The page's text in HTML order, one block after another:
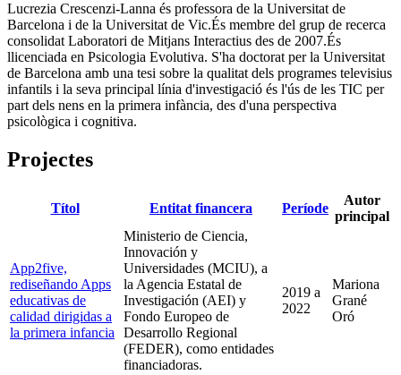
Lucrezia Crescenzi-Lanna és professora de la Universitat de
Barcelona i de la Universitat de Vic.És membre del grup de recerca
consolidat Laboratori de Mitjans Interactius des de 2007.És
llicenciada en Psicologia Evolutiva. S'ha doctorat per la Universitat
de Barcelona amb una tesi sobre la qualitat dels programes televisius
infantils i la seva principal línia d'investigació és l'ús de les TIC per
part dels nens en la primera infància, des d'una perspectiva
psicològica i cognitiva.
Projectes
Títol Entitat financera Període
Autor
principal
App2five,
rediseñando Apps
educativas de
calidad dirigidas a
la primera infancia
Ministerio de Ciencia,
Innovación y
Universidades (MCIU), a
la Agencia Estatal de
Investigación (AEI) y
Fondo Europeo de
Desarrollo Regional
(FEDER), como entidades
financiadoras.
2019 a
2022
Mariona
Grané
Oró